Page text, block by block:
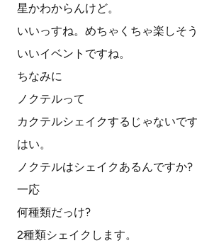
星かわからんけど。
いいっすね。めちゃくちゃ楽しそう
いいイベントですね。
ちなみに
ノクテルって
カクテルシェイクするじゃないです
はい。
ノクテルはシェイクあるんですか?
一応
何種類だっけ?
2種類シェイクします。